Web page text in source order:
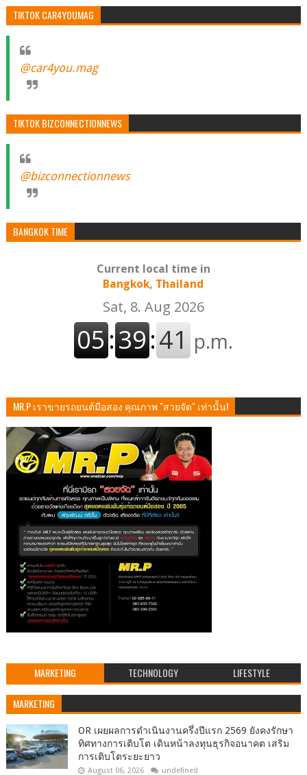
TIKTOK CAR4YOUMAG
@car4you.mag
TIKTOK BIZCONNECTIONNEWS
@bizconnectionnews
BANGKOK TIME
Current local time in
Bangkok, Thailand
MR.P เราขายรถยนต์มือสอง คุณภาพ "สวยจัด" เท่านั้น!
MARKETING TECHNOLOGY LIFESTYLE
MARKETING
OR เผยผลการดำเนินงานครึ่งปีแรก 2569 ยังคงรักษา
ทิศทางการเติบโต เดินหน้าลงทุนธุรกิจอนาคต เสริม
การเติบโตระยะยาว
August 06, 2026 undefined